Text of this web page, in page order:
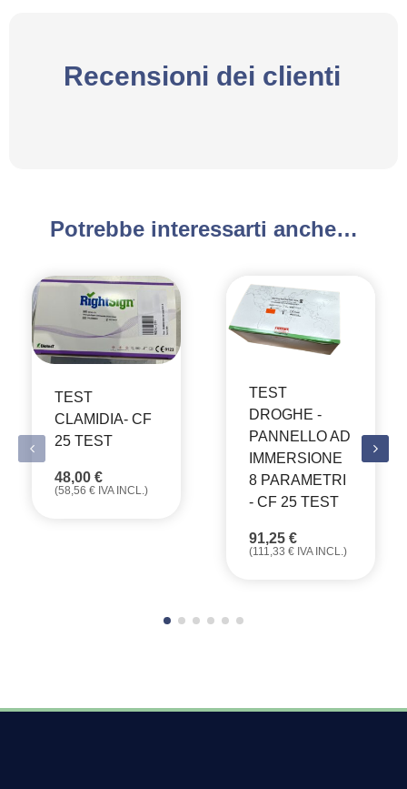
Recensioni dei clienti
Potrebbe interessarti anche…
TEST
CLAMIDIA- CF
25 TEST
48,00 €
(58,56 € IVA INCL.)
TEST
DROGHE -
PANNELLO AD
IMMERSIONE
8 PARAMETRI
- CF 25 TEST
91,25 €
(111,33 € IVA INCL.)